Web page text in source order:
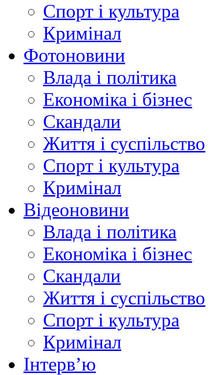
Спорт і культура
Кримінал
Фотоновини
Влада і політика
Економіка і бізнес
Скандали
Життя і суспільство
Спорт і культура
Кримінал
Відеоновини
Влада і політика
Економіка і бізнес
Скандали
Життя і суспільство
Спорт і культура
Кримінал
Інтерв’ю